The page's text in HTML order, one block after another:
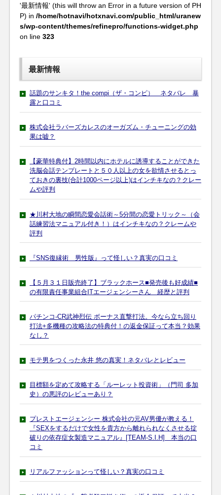
'最新情報' (this will throw an Error in a future version of PH
P) in /home/hotnavi/hotxnavi.com/public_html/uranew
s/wp-content/themes/refinepro/functions-widget.php
on line 323
最新情報
話題のサンキタ！the compi（ザ・コンピ） ネタバレ 暴
露と口コミ
株式会社ラバーズカレスのオーガズム・チューニングの効
果は嘘？
【豪華特典付】2時間以内にホテルに誘導することができた
洗脳会話テンプレートと５０人以上の女を欲情させるとっ
ておきの裏技(合計1000ページ以上)はインチキなの？クレー
ムや評判
★川村大地の瞬間恋愛会話術～5分間の恋愛トリック～（会
話練習法マニュアル付き！）はインチキなの？クレームや
評判
『SNS復縁術 男性版』って怪しい？真実の口コミ
【５月３１日販売終了】ブラックホース■発売後も好成績■
の有限責任事業組合ITエージェンシーさん 経歴と評判
パチンコ-CR武神烈伝 ボーナス直撃打法。今なら立ち回り
打法+多機種の攻略法の特典付！の返金保証って本当？効果
なし？
モテ男をつくった永井 悠の真実！ネタバレとレビュー
目標額を定めて攻略する「ルーレット投資術」（門司 多加
史）の悪評のレビューあり？
プレストエージェンシー 株式会社の元AV男優が教える！
『SEXをするだけで女性を貴方から離れられなくさせる掟
破りの依存症女製造マニュアル』[TEAM-S.I.H] 本当の口
コミ
リアルファッションって怪しい？真実の口コミ